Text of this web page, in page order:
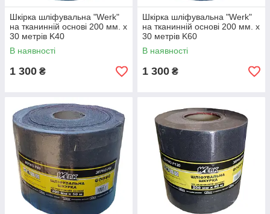
Шкірка шліфувальна "Werk"
на тканинній основі 200 мм. х
30 метрів K40
В наявності
1 300 ₴
Шкірка шліфувальна "Werk"
на тканинній основі 200 мм. х
30 метрів K60
В наявності
1 300 ₴